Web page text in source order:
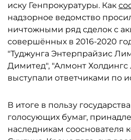
иску Генпрокуратуры. Как
надзорное ведомство
ничтожными ряд сделок с
совершённых в 2016-2020
"Туджунга Энтерпрайзис
Димитед", "Алмонт
выступали ответчиками по
В итоге в пользу государства
голосующих бумаг,
наследникам сооснователя